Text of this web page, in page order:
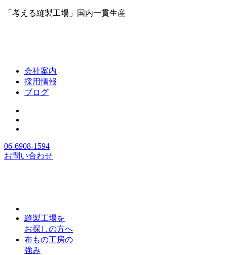
「考える縫製工場」国内一貫生産
会社案内
採用情報
ブログ
06-6908-1594
お問い合わせ
縫製工場を
お探しの方へ
布もの工房の
強み